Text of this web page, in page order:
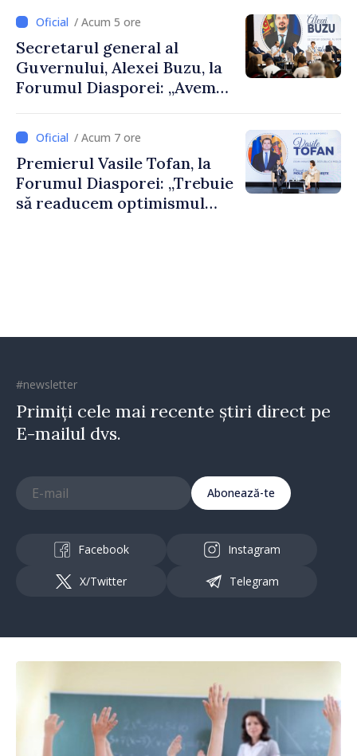
despre parcursul european
al Republicii Moldova.
/ Acum 5 ore
Secretarul general al
Guvernului, Alexei Buzu, la
Forumul Diasporei: „Avem
dumneavoastră pentru a
construi comunități mai
puternice”
/ Acum 7 ore
Premierul Vasile Tofan, la
Forumul Diasporei: „Trebuie
să readucem optimismul
#newsletter
Primiți cele mai recente știri direct pe
E-mailul dvs.
Abonează-te
Facebook Instagram
X/Twitter Telegram